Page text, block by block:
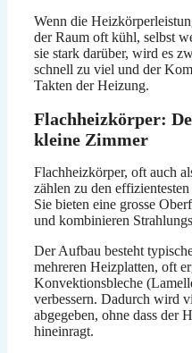
Wenn die
der Raum oft kühl, selbst
sie stark darüber, wird es
schnell zu viel und der
Takten der Heizung.
Flachheizkörper:
kleine Zimmer
Flachheizkörper, oft auch
zählen zu den
Sie bieten eine grosse
und kombinieren
Der Aufbau besteht
mehreren Heizplatten, oft
Konvektionsbleche
verbessern. Dadurch wird
abgegeben, ohne dass der
hineinragt.